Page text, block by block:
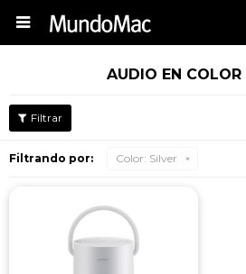

AUDIO EN COLOR
Filtrando por: Color: Silver